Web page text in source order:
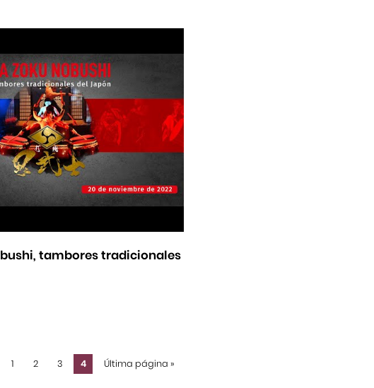
tambores tradicionales
1 2 3 4 Última página »